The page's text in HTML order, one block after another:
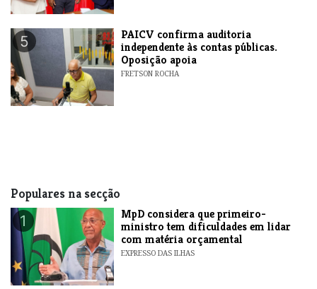
5
​PAICV confirma auditoria
independente às contas públicas.
Oposição apoia
FRETSON ROCHA
Populares na secção
1
MpD considera que primeiro-
ministro tem dificuldades em lidar
com matéria orçamental
EXPRESSO DAS ILHAS